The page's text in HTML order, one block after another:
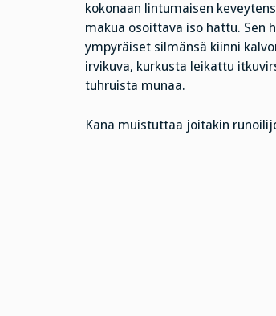
kokonaan lintumaisen
makua osoittava iso hattu. Sen
ympyräiset silmänsä kiinni
irvikuva, kurkusta leikattu
tuhruista munaa.
Kana muistuttaa joitakin